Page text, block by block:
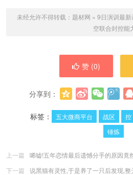
未经允许不得转载： 题材网 » 9日演训最
空联合封控能
赞 (0)
分享到：
标签：
五大微商平台 战区 控
锤炼
上一篇
唏嘘!五年恋情最后遗憾分手的原因竟
下一篇
说黑猫有灵性,于是养了一只后发现,整